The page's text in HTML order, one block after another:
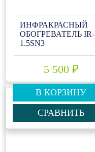
ИНФРАКРАСНЫЙ
ОБОГРЕВАТЕЛЬ IR-
1.5SN3
5 500 ₽
В КОРЗИНУ
СРАВНИТЬ